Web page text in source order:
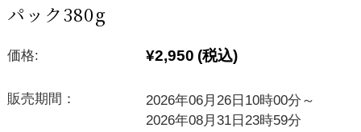
パック380g
価格: ¥2,950 (税込)
販売期間：
2026年06月26日10時00分～
2026年08月31日23時59分